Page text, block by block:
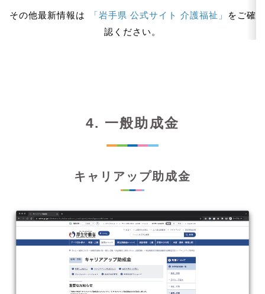
その他最新情報は 「岩手県 公式サイト 介護福祉」
をご確
認ください。
4. 一般助成金
キャリアップ助成金